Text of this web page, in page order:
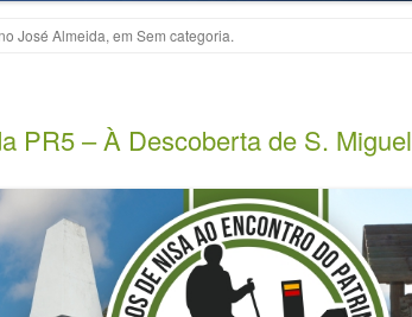
José Almeida, em Sem categoria.
PR5 – À Descoberta de S. Miguel